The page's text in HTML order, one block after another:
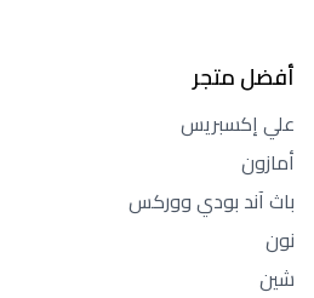
أفضل متجر
علي إكسبريس
أمازون
باث آند بودي ووركس
نون
شين